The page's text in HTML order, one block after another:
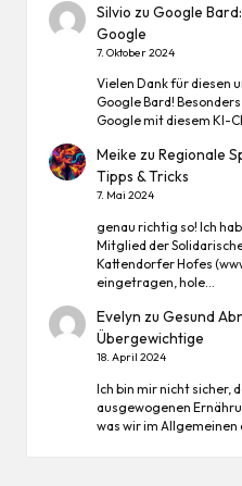
Silvio zuGoogle
Google
7. Oktober 2024
Vielen Dank für diesen
Google Bard!
Google mit diesem KI-
Meike zuRegionale
Tipps & Tricks
7. Mai 2024
genau richtig so! Ich
Mitglied der
Kattendorfer Hofes
eingetragen, hole…
Evelyn zuGesund
Übergewichtige
18. April 2024
Ich bin mir nicht sicher,
ausgewogenen
was wir im Allgemeinen